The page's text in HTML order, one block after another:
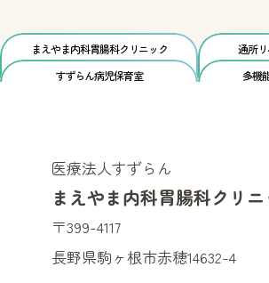
まえやま内科胃腸科クリニック 通所
すずらん病児保育室 多機
医療法人すずらん
まえやま内科胃腸科クリニ
〒399-4117
長野県駒ヶ根市赤穂14632-4